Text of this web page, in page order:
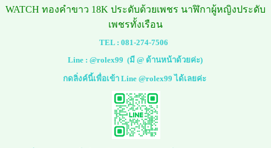
WATCH ทองคำขาว 18K ประดับด้วยเพชร นาฬิกาผู้หญิงประดับ
เพชรทั้งเรือน
TEL : 081-274-7506
Line :@rolex99 (มี @ ด้านหน้าด้วยค่ะ)
กดลิ่งค์นี้เพื่อเข้า Line @rolex99 ได้เลยค่ะ